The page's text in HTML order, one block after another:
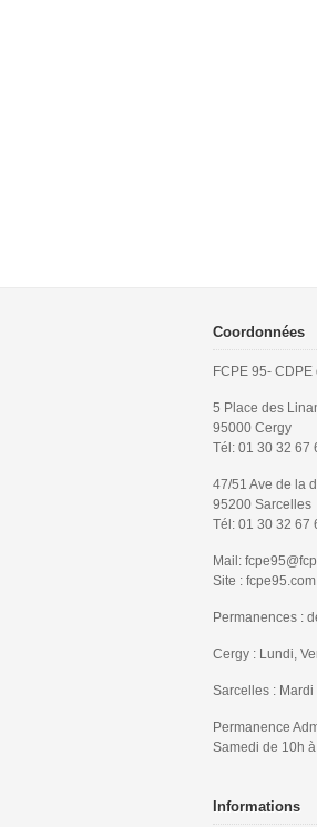
Coordonnées
FCPE 95- CDPE
5 Place des
95000 Cergy
Tél: 01 30 32 67
47/51 Ave de la
95200 Sarcelles
Tél: 01 30 32 67
Mail:
Site : fcpe95.com
Permanences :
Cergy : Lundi,
Sarcelles : Mardi
Permanence
Samedi de 10h
Informations